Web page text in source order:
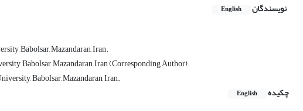
نویسندگان English
Babolsar, Mazandaran, Iran.
Babolsar, Mazandaran, Iran (Corresponding Author).
Babolsar, Mazandaran, Iran.
چکیده
English